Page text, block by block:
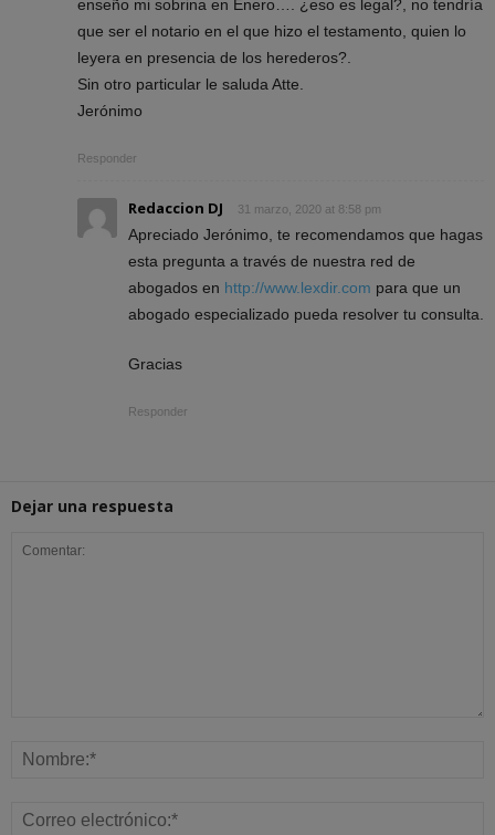
enseño mi sobrina en Enero…. ¿eso es legal?, no tendría
que ser el notario en el que hizo el testamento, quien lo
leyera en presencia de los herederos?.
Sin otro particular le saluda Atte.
Jerónimo
Responder
Redaccion DJ 31 marzo, 2020 at 8:58 pm
Apreciado Jerónimo, te recomendamos que hagas
esta pregunta a través de nuestra red de
abogados en http://www.lexdir.com para que un
abogado especializado pueda resolver tu consulta.
Gracias
Responder
Dejar una respuesta